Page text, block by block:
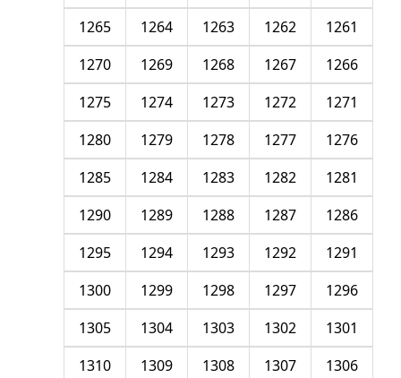
1261
1262
1263
1264
1265
1266
1267
1268
1269
1270
1271
1272
1273
1274
1275
1276
1277
1278
1279
1280
1281
1282
1283
1284
1285
1286
1287
1288
1289
1290
1291
1292
1293
1294
1295
1296
1297
1298
1299
1300
1301
1302
1303
1304
1305
1306
1307
1308
1309
1310